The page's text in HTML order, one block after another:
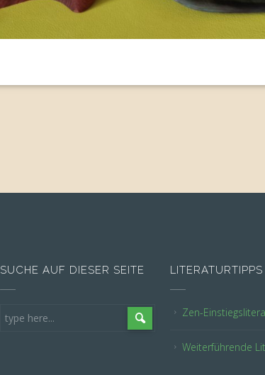
SUCHE AUF DIESER SEITE LITERATURTIPPS
Zen-
Weiterführende